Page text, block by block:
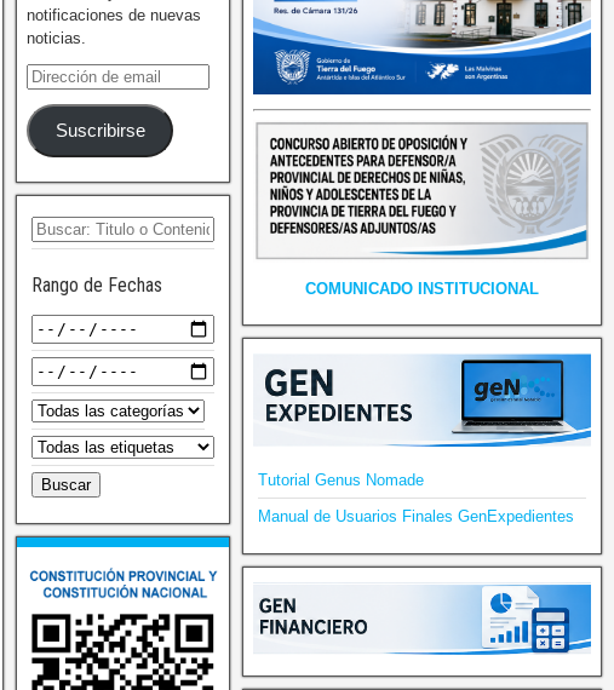
notificaciones de nuevas
noticias.
Suscribirse
Rango de Fechas COMUNICADO INSTITUCIONAL
Tutorial Genus Nomade
Manual de Usuarios Finales GenExpedientes